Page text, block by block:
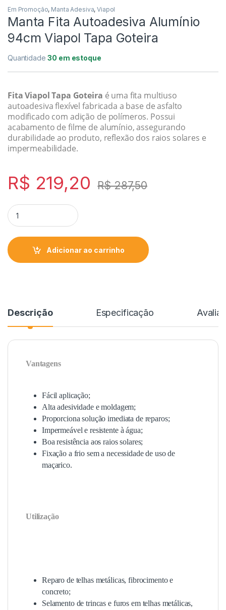
Em Promoção, Manta Adesiva,Viapol
Manta Fita Autoadesiva Alumínio
94cm Viapol Tapa Goteira
Quantidade30 em estoque
Fita Viapol Tapa Goteira é uma fita multiuso
autoadesiva flexível fabricada a base de asfalto
modificado com adição de polímeros. Possui
acabamento de filme de alumínio, assegurando
durabilidade ao produto, reflexão dos raios solares e
impermeabilidade.
R$ 219,20 R$287,50
Adicionar ao carrinho
Descrição Especificação
Vantagens
Fácil aplicação;
Alta adesividade e moldagem;
Proporciona solução imediata de reparos;
Impermeável e resistente à água;
Boa resistência aos raios solares;
Fixação a frio sem a necessidade de uso de
maçarico.
Utilização
Reparo de telhas metálicas, fibrocimento e
concreto;
Selamento de trincas e furos em telhas metálicas,